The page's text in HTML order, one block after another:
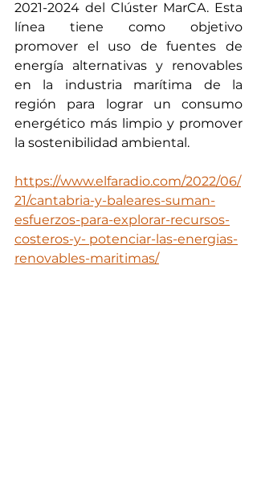
2021-2024 del Clúster MarCA. Esta
línea tiene como objetivo
promover el uso de fuentes de
energía alternativas y renovables
en la industria marítima de la
región para lograr un consumo
energético más limpio y promover
la sostenibilidad ambiental.
https://www.elfaradio.com/2022/06/
21/cantabria-y-baleares-suman-
esfuerzos-para-explorar-recursos-
costeros-y- potenciar-las-energias-
renovables-maritimas/